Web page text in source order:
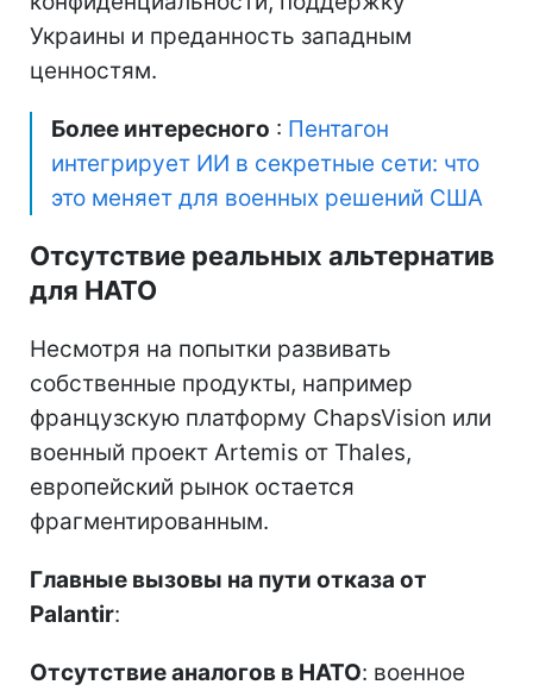
Украины и преданность западным
ценностям.
Более интересного : Пентагон
интегрирует ИИ в секретные сети: что
это меняет для военных решений США
Отсутствие реальных альтернатив
для НАТО
Несмотря на попытки развивать
собственные продукты, например
французскую платформу ChapsVision или
военный проект Artemis от Thales,
европейский рынок остается
фрагментированным.
Главные вызовы на пути отказа от
Palantir:
Отсутствие аналогов в НАТО: военное